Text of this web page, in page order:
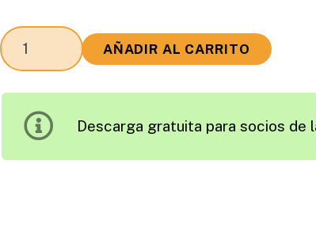
Medallas
de
AÑADIR AL CARRITO
Descarga gratuita para socios de